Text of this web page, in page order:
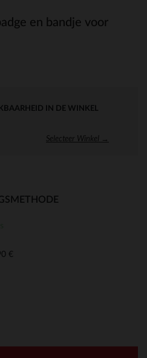
en bandje voor
IN DE WINKEL
Selecteer Winkel →
€